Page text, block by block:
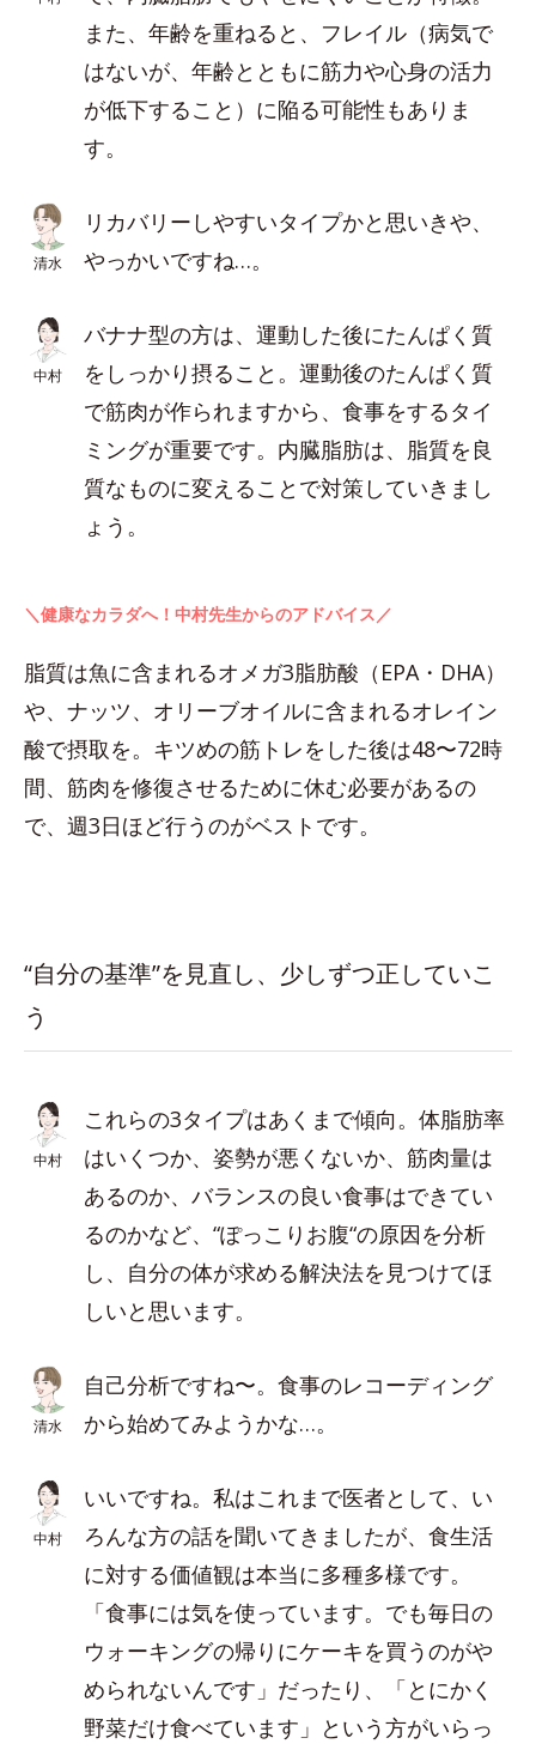
また、年齢を重ねると、フレイル（病気で
はないが、年齢とともに筋力や心身の活力
が低下すること）に陥る可能性もありま
す。
清水
リカバリーしやすいタイプかと思いきや、
やっかいですね…。
中村
バナナ型の方は、運動した後にたんぱく質
をしっかり摂ること。運動後のたんぱく質
で筋肉が作られますから、食事をするタイ
ミングが重要です。内臓脂肪は、脂質を良
質なものに変えることで対策していきまし
ょう。
＼健康なカラダへ！中村先生からのアドバイス／
脂質は魚に含まれるオメガ3脂肪酸（EPA・DHA）
や、ナッツ、オリーブオイルに含まれるオレイン
酸で摂取を。キツめの筋トレをした後は48〜72時
間、筋肉を修復させるために休む必要があるの
で、週3日ほど行うのがベストです。
“自分の基準”を見直し、少しずつ正していこ
う
中村
これらの3タイプはあくまで傾向。体脂肪率
はいくつか、姿勢が悪くないか、筋肉量は
あるのか、バランスの良い食事はできてい
るのかなど、“ぽっこりお腹“の原因を分析
し、自分の体が求める解決法を見つけてほ
しいと思います。
清水
自己分析ですね〜。食事のレコーディング
から始めてみようかな…。
中村
いいですね。私はこれまで医者として、い
ろんな方の話を聞いてきましたが、食生活
に対する価値観は本当に多種多様です。
「食事には気を使っています。でも毎日の
ウォーキングの帰りにケーキを買うのがや
められないんです」だったり、「とにかく
野菜だけ食べています」という方がいらっ